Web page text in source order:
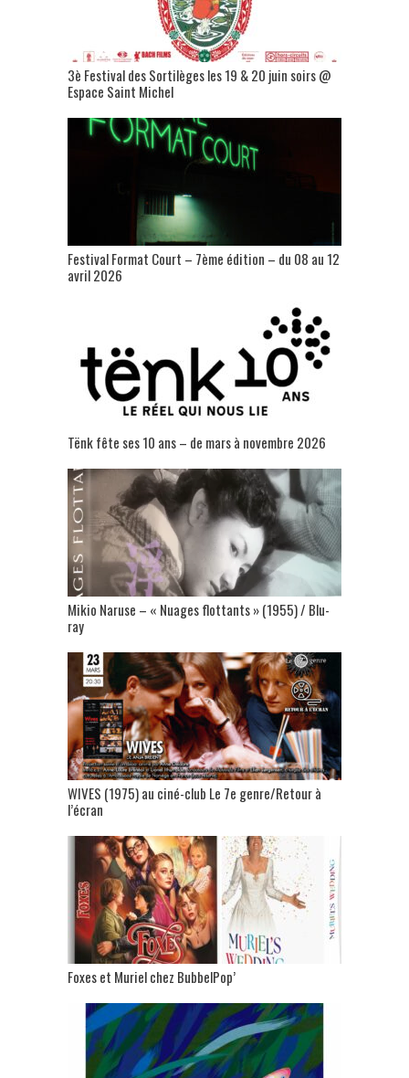
3è Festival des Sortilèges les 19 & 20 juin soirs @
Espace Saint Michel
Festival Format Court – 7ème édition – du 08 au 12
avril 2026
Tënk fête ses 10 ans – de mars à novembre 2026
Mikio Naruse – « Nuages flottants » (1955) / Blu-
ray
WIVES (1975) au ciné-club Le 7e genre/Retour à
l’écran
Foxes et Muriel chez BubbelPop’